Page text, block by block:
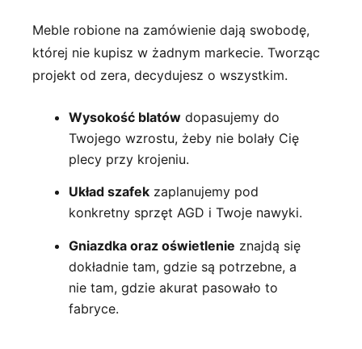
Meble robione na zamówienie dają swobodę,
której nie kupisz w żadnym markecie. Tworząc
projekt od zera, decydujesz o wszystkim.
Wysokość blatówdopasujemy do
Twojego wzrostu, żeby nie bolały Cię
plecy przy krojeniu.
Układ szafekzaplanujemy pod
konkretny sprzęt AGD i Twoje nawyki.
Gniazdka oraz oświetlenie znajdą się
dokładnie tam, gdzie są potrzebne, a
nie tam, gdzie akurat pasowało to
fabryce.